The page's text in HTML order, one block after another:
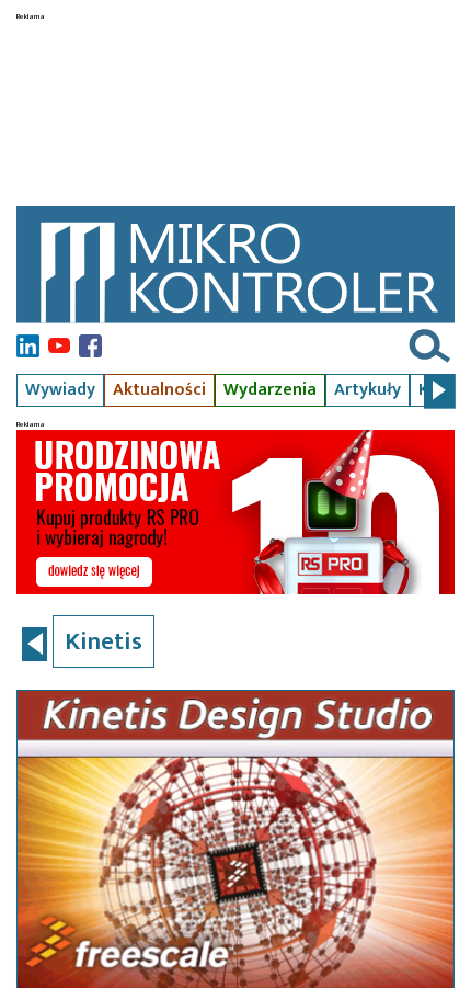
Wywiady Aktualności Wydarzenia Artykuły Kursy
Kinetis